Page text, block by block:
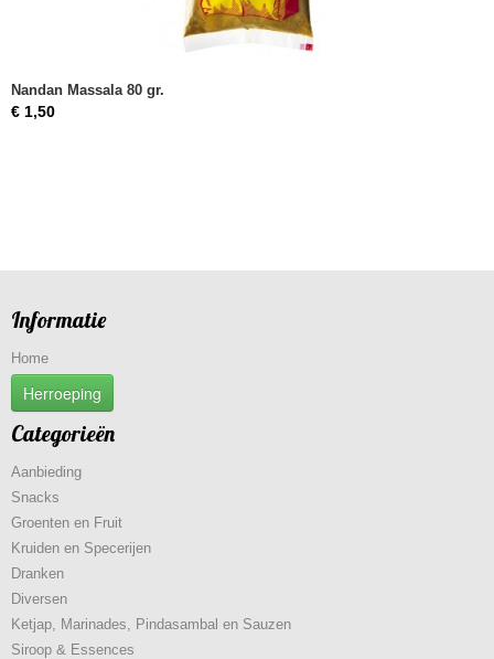
Nandan Massala 80 gr.
€ 1,50
Informatie
Home
Herroeping
Categorieën
Aanbieding
Snacks
Groenten en Fruit
Kruiden en Specerijen
Dranken
Diversen
Ketjap, Marinades, Pindasambal en Sauzen
Siroop & Essences